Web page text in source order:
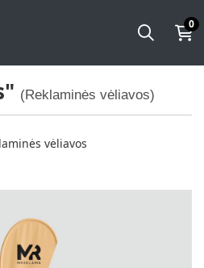
0
(Reklaminės vėliavos)
vėliavos